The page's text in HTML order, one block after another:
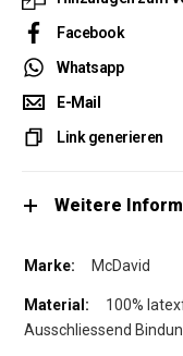
Facebook
Whatsapp
E-Mail
Link generieren
Weitere
McDavid
100%
Ausschliessend